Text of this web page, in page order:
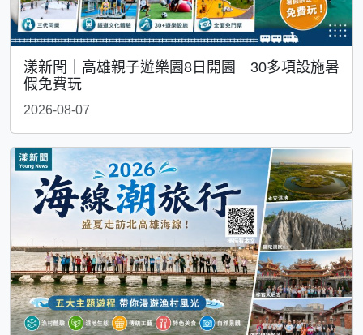
漾新聞｜高雄親子遊樂園8日開園 30多項設施暑
假免費玩
2026-08-07